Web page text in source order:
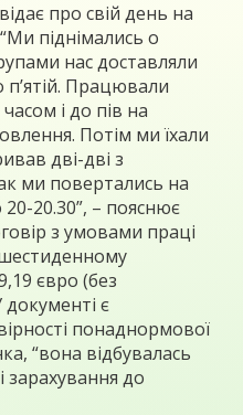
про свій день на
піднімались о
нас доставляли
п’ятій. Працювали
і до пів на
Потім ми їхали
дві-дві з
ми повертались на
20.30”, – пояснює
з умовами праці
євро (без
документі є
понаднормової
“вона відбувалась
зарахування до